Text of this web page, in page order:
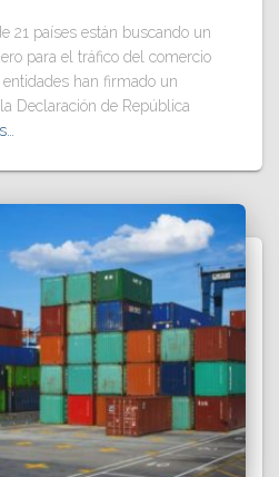
21 países están buscando un
para el tráfico del comercio
han firmado un
Declaración de República